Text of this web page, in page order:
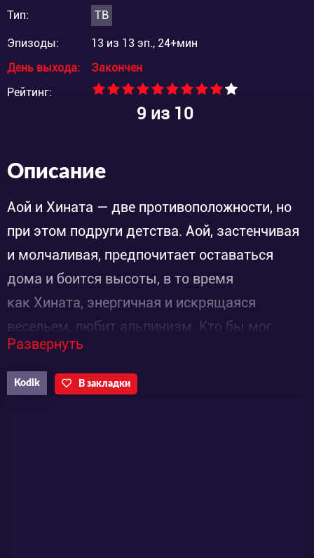
Тип: ТВ
Эпизоды:
13 из 13 эп., 24+мин
День выхода:
Закончен
Рейтинг:
9 из 10
Описание
Аой и Хината — две противоположности, но
при этом подруги детства. Аой, застенчивая
и молчаливая, предпочитает оставаться
дома и боится высоты, в то время
как Хината, энергичная и искрящаяся
весельем, любит альпинизм. Кто бы мог
подумать, что этих двух девушек может
связывать общая мечта?
Развернуть
Kodik В закладки